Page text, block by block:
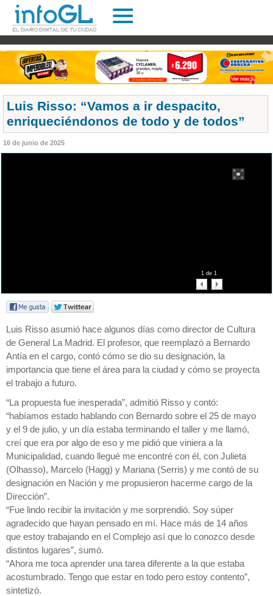
Luis Risso: “Vamos a ir despacito,
enriqueciéndonos de todo y de todos”
16 de junio de 2025
1de 1
Luis Risso asumió hace algunos días como director de Cultura
de General La Madrid. El profesor, que reemplazó a Bernardo
Antía en el cargo, contó cómo se dio su designación, la
importancia que tiene el área para la ciudad y cómo se proyecta
el trabajo a futuro.
“La propuesta fue inesperada”, admitió Risso y contó:
“habíamos estado hablando con Bernardo sobre el 25 de mayo
y el 9 de julio, y un día estaba terminando el taller y me llamó,
creí que era por algo de eso y me pidió que viniera a la
Municipalidad, cuando llegué me encontré con él, con Julieta
(Olhasso), Marcelo (Hagg) y Mariana (Serris) y me contó de su
designación en Nación y me propusieron hacerme cargo de la
Dirección”.
“Fue lindo recibir la invitación y me sorprendió. Soy súper
agradecido que hayan pensado en mí. Hace más de 14 años
que estoy trabajando en el Complejo así que lo conozco desde
distintos lugares”, sumó.
“Ahora me toca aprender una tarea diferente a la que estaba
acostumbrado. Tengo que estar en todo pero estoy contento”,
sintetizó.